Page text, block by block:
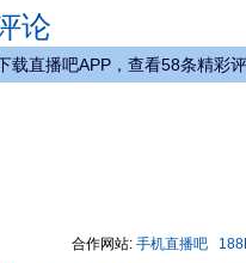
论
载直播吧APP，查看58条精彩
合作网站: 手机直播吧